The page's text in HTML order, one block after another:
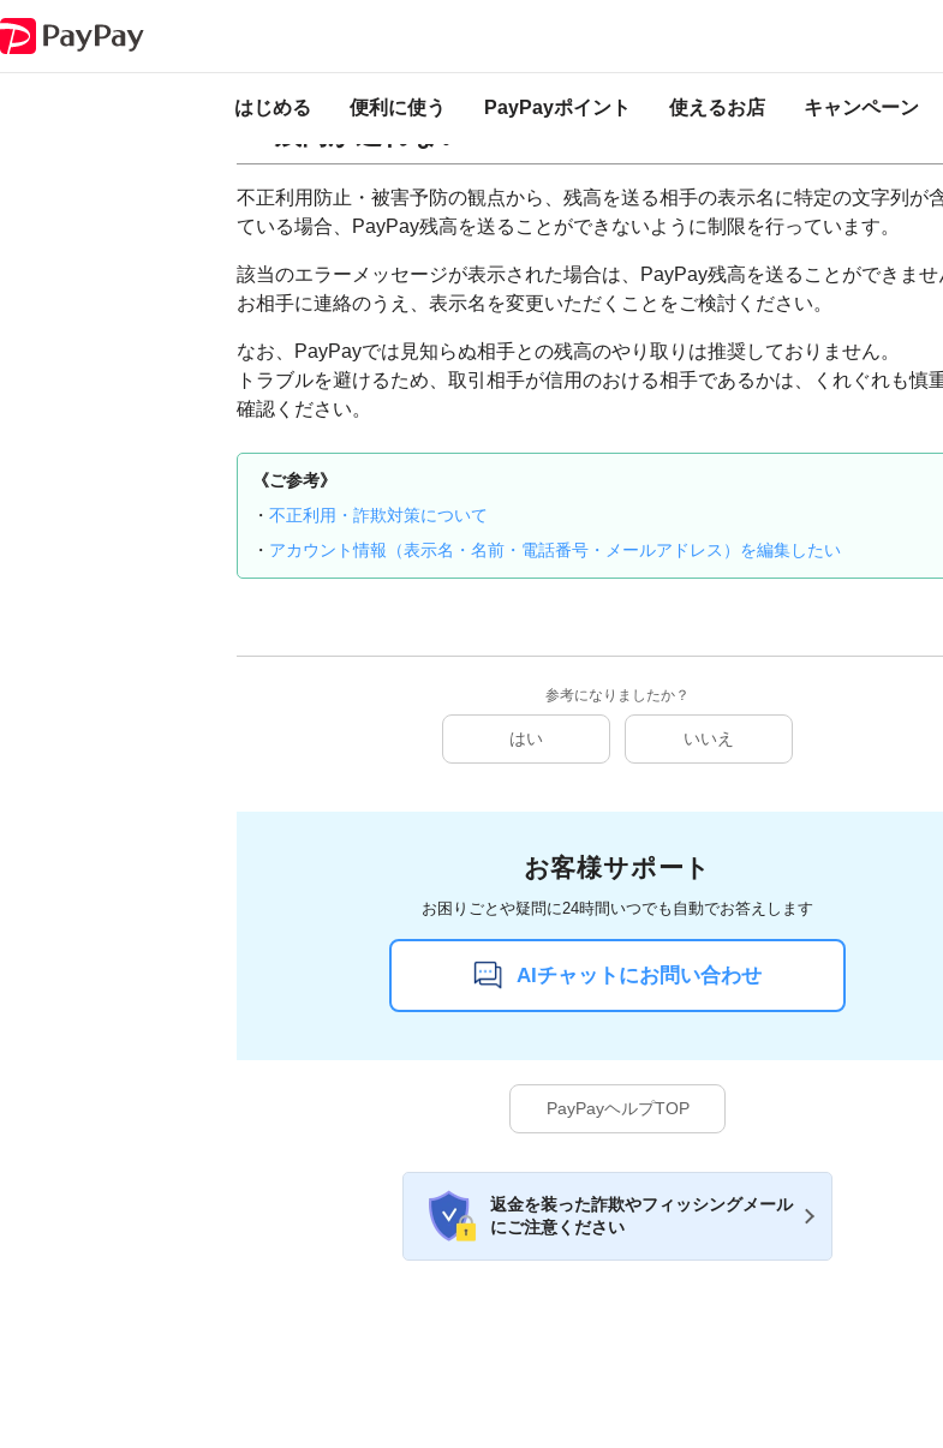
はじめる 便利に使う PayPayポイント 使えるお店 キャンペーン
「このあて先には送金（譲渡）できません」と表示さ
不正利用防止・被害予防の観点から、残高を送る相手の表示名に特定の文字列が
ている場合、PayPay残高を送ることができないように制限を行っています。
該当のエラーメッセージが表示された場合は、PayPay残高を送ることができませ
お相手に連絡のうえ、表示名を変更いただくことをご検討ください。
なお、PayPayでは見知らぬ相手との残高のやり取りは推奨しておりません。
トラブルを避けるため、取引相手が信用のおける相手であるかは、くれぐれも慎
確認ください。
《ご参考》
・ 不正利用・詐欺対策について
・ アカウント情報（表示名・名前・電話番号・メールアドレス）を編集したい
参考になりましたか？
はい いいえ
お客様サポート
お困りごとや疑問に24時間いつでも自動でお答えします
AIチャットにお問い合わせ
PayPayヘルプTOP
返金を装った詐欺やフィッシングメール
にご注意ください